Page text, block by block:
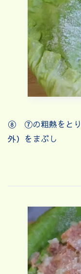
⑧ ⑦の粗熱をとり
外）をまぶし